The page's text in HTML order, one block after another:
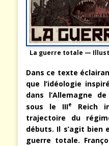
La guerre totale —
Dans ce texte
que l’idéologie
dans l’Allemagne
sous le IIIe
Reich
trajectoire du
débuts. Il s’agit bien
guerre totale.